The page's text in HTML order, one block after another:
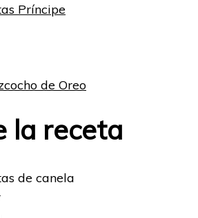
Príncipe
de Oreo
la receta
de canela